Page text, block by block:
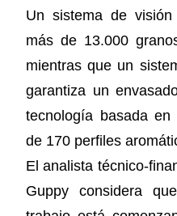
Un sistema de
más de 13.000
mientras que un
garantiza un
tecnología basada
de 170 perfiles
El analista técnico-
Guppy considera